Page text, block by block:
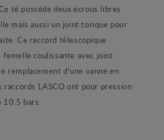
té possède deux écrous libres
mais aussi un joint torique pour
Ce raccord télescopique
femelle coulissante avec joint
remplacement d'une vanne en
LASCO ont pour pression
10.5 bars.